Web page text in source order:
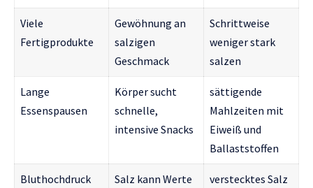
Viele
Fertigprodukte
Gewöhnung an
salzigen
Geschmack
Schrittweise
weniger stark
salzen
Lange
Essenspausen
Körper sucht
schnelle,
intensive Snacks
sättigende
Mahlzeiten mit
Eiweiß und
Ballaststoffen
Bluthochdruck
Salz kann Werte
verstecktes Salz